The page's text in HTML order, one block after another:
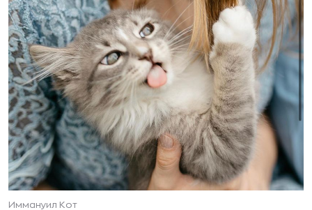
Иммануил Кот